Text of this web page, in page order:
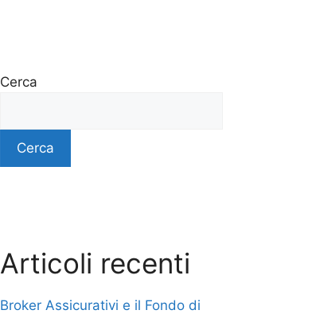
Cerca
Cerca
Articoli recenti
Broker Assicurativi e il Fondo di